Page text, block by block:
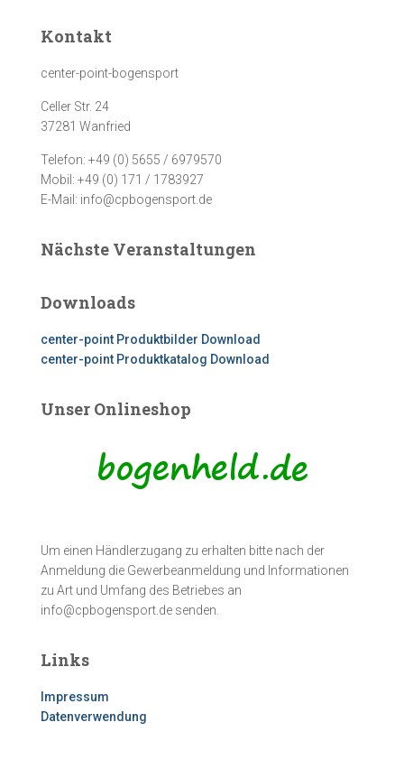
Kontakt
center-point-bogensport
Celler Str. 24
37281 Wanfried
Telefon: +49 (0) 5655 / 6979570
Mobil: +49 (0) 171 / 1783927
E-Mail: info@cpbogensport.de
Nächste Veranstaltungen
Downloads
center-point Produktbilder Download
center-point Produktkatalog Download
Unser Onlineshop
Um einen Händlerzugang zu erhalten bitte nach der
Anmeldung die Gewerbeanmeldung und Informationen
zu Art und Umfang des Betriebes an
info@cpbogensport.de senden.
Links
Impressum
Datenverwendung